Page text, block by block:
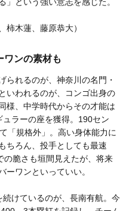
」という強い意志を感じた。
柿木蓮、藤原恭大）
ワンの素材も
られるのが、神奈川の名門・
いわれるのが、コンゴ出身の
様、中学時代からその才能は
ラーの座を獲得。190セン
「規格外」。高い身体能力に
ちろん、投手としても最速
の脆さも垣間見えたが、将来
ーワンといっていい。
けているのが、長南有航。今